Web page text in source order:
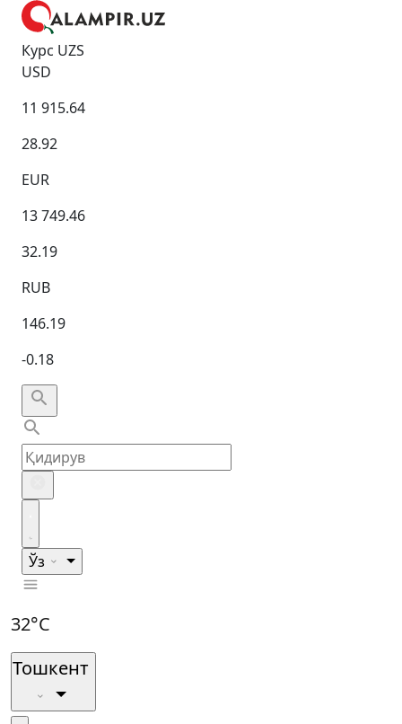
Курс UZS
USD
11 915.64
28.92
EUR
13 749.46
32.19
RUB
146.19
-0.18
Ўз
32°C
Тошкент